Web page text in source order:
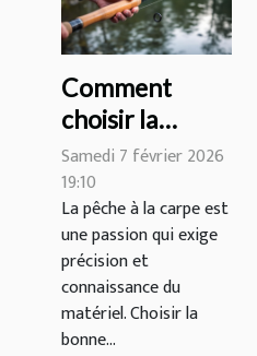
Comment
choisir la
longueur et la
puissance
idéales pour
votre canne à
carpe ?
Samedi 7 février 2026
19:10
La pêche à la carpe est
une passion qui exige
précision et
connaissance du
matériel. Choisir la
bonne...